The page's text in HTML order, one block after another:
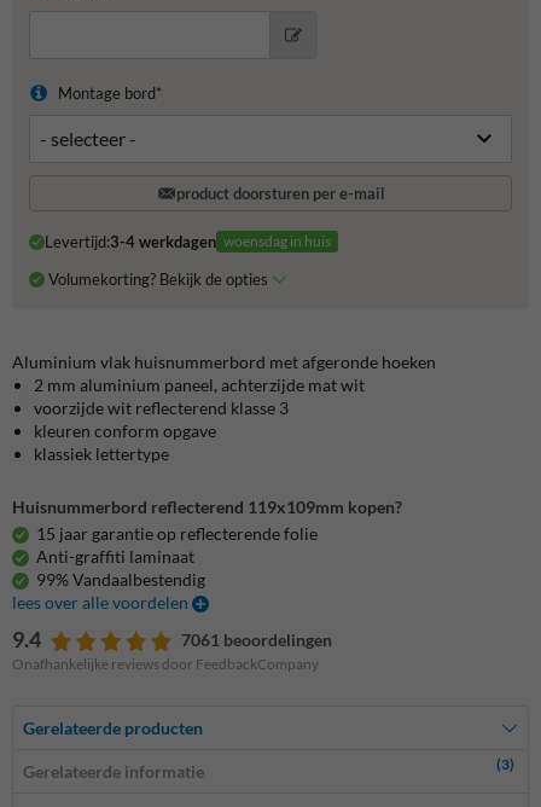
Montage bord*
product doorsturen per e-mail
Levertijd:3-4 werkdagen woensdag in huis
Volumekorting? Bekijk de opties
Aluminium vlak huisnummerbord met afgeronde hoeken
2 mm aluminium paneel, achterzijde mat wit
voorzijde wit reflecterend klasse 3
kleuren conform opgave
klassiek lettertype
Huisnummerbord reflecterend 119x109mm kopen?
15 jaar garantie op reflecterende folie
Anti-graffiti laminaat
99% Vandaalbestendig
lees over alle voordelen
9.4 7061 beoordelingen
Onafhankelijke reviews door FeedbackCompany
Gerelateerde producten
Gerelateerde informatie (3)